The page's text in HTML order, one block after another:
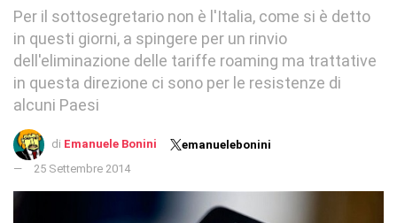
Per il sottosegretario non è l'Italia, come si è detto
in questi giorni, a spingere per un rinvio
dell'eliminazione delle tariffe roaming ma trattative
in questa direzione ci sono per le resistenze di
alcuni Paesi
di Emanuele Bonini
emanuelebonini
25 Settembre 2014